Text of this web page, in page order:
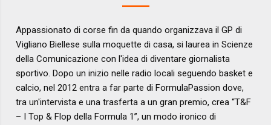
Appassionato di corse fin da quando organizzava il GP di
Vigliano Biellese sulla moquette di casa, si laurea in Scienze
della Comunicazione con l'idea di diventare giornalista
sportivo. Dopo un inizio nelle radio locali seguendo basket e
calcio, nel 2012 entra a far parte di FormulaPassion dove,
tra un'intervista e una trasferta a un gran premio, crea “T&F
– I Top & Flop della Formula 1”, un modo ironico di